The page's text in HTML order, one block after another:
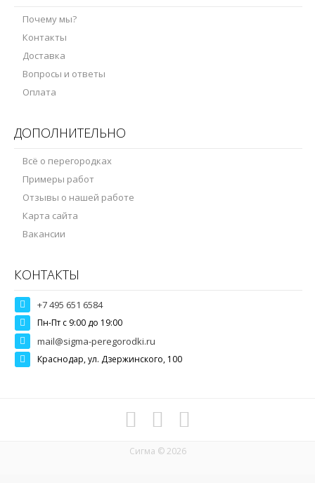
Почему мы?
Контакты
Доставка
Вопросы и ответы
Оплата
ДОПОЛНИТЕЛЬНО
Всё о перегородках
Примеры работ
Отзывы о нашей работе
Карта сайта
Вакансии
КОНТАКТЫ
+7 495 651 6584
Пн-Пт c 9:00 до 19:00
mail@sigma-peregorodki.ru
Краснодар, ул. Дзержинского, 100
Сигма © 2026